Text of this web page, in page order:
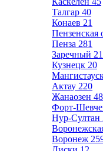
Талгар 40
Конаев 21
Пензенская
Пенза 281
Заречный 21
Кузнецк 20
Актау 220
Жанаозен 48
Форт-
Нур-Султан
Воронеж